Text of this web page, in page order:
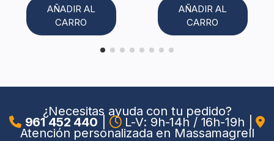
AÑADIR AL
CARRO
AÑADIR AL
CARRO
¿Necesitas ayuda con tu pedido?
961 452 440 L-V: 9h-14h / 16h-19h
Atención personalizada en Massamagrell